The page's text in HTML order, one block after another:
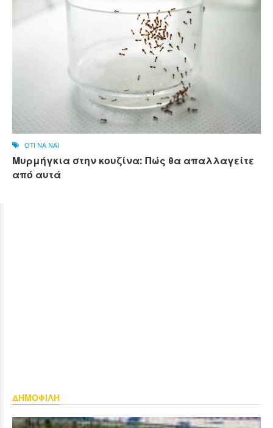
OTI NA NAI
Μυρμήγκια στην κουζίνα: Πώς θα απαλλαγείτε
από αυτά
ΔΗΜΟΦΙΛΗ